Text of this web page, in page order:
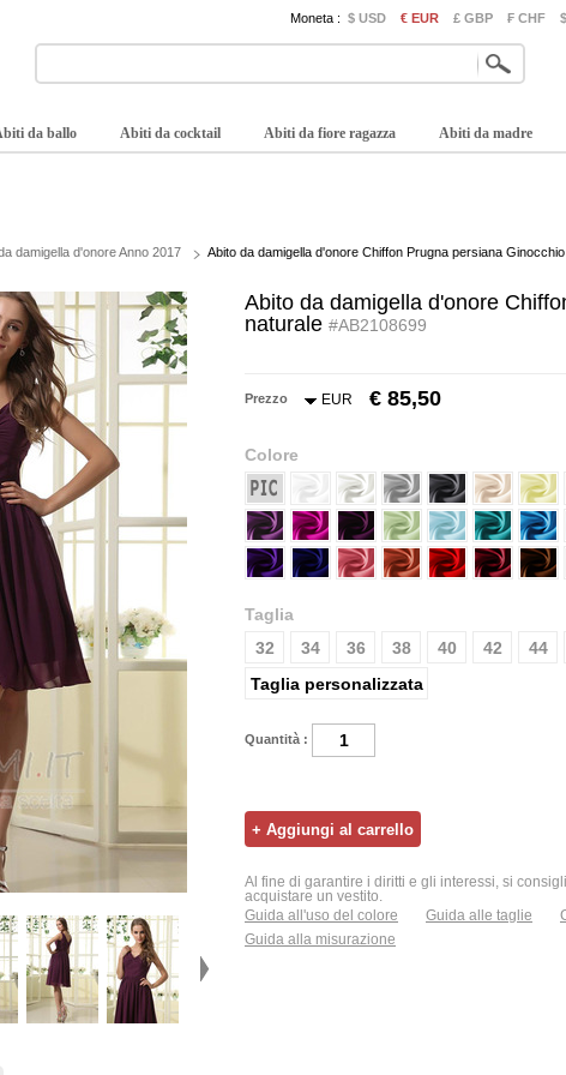
Moneta : $ USD € EUR £ GBP ₣ CHF
da ballo Abiti da cocktail Abiti da fiore ragazza Abiti da madre
damigella d'onore Anno 2017 Abito da damigella d'onore Chiffon Prugna persiana
Abito da damigella d'onore
naturale #AB2108699
Prezzo EUR € 85,50
Colore
Taglia
32
34 36 38 40 42 44
Taglia personalizzata
Quantità :
Al fine di garantire i diritti e gli interessi, si
acquistare un vestito.
Guida all'uso del colore
Guida alle taglie
Guida alla misurazione